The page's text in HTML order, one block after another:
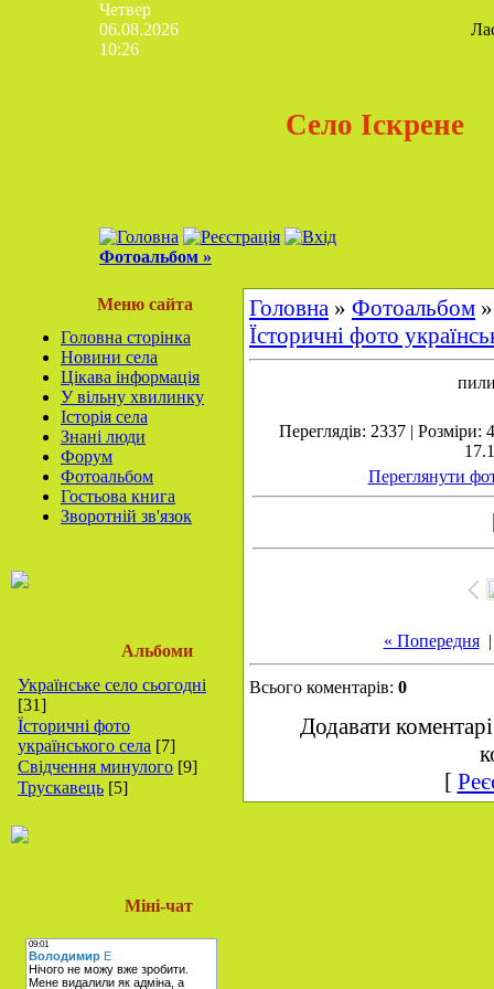
Четвер
06.08.2026
10:26
Село Іскрене
Фотоальбом »
Меню сайта
Головна сторінка
Новини села
Цікава інформація
У вільну хвилинку
Історія села
Знані люди
Форум
Фотоальбом
Гостьова книга
Зворотній зв'язок
Альбоми
Українське село сьогодні
[31]
Їсторичні фото
українського села [7]
Свідчення минулого [9]
Трускавець [5]
Міні-чат
Головна » Фотоальбом
Їсторичні фото
Переглядів: 2337 |
Переглянути
« Попередня
Всього коментарів: 0
Додавати
[